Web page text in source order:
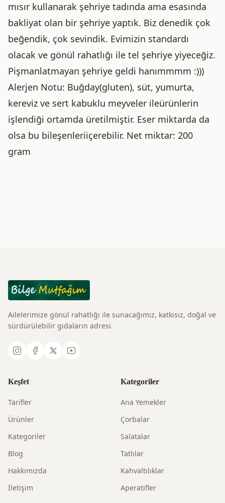
mısır kullanarak şehriye tadında ama esasında
bakliyat olan bir şehriye yaptık. Biz denedik çok
beğendik, çok sevindik. Evimizin standardı
olacak ve gönül rahatlığı ile tel şehriye yiyeceğiz.
Pişmanlatmayan şehriye geldi hanımmmm :)))
Alerjen Notu: Buğday(gluten), süt, yumurta,
kereviz ve sert kabuklu meyveler ileürünlerin
işlendiği ortamda üretilmiştir. Eser miktarda da
olsa bu bileşenleriiçerebilir. Net miktar: 200
gram
Ailelerimize gönül rahatlığı ile sunacağımız, katkısız, doğal ve
sürdürülebilir gıdaların adresi.
Keşfet
Tarifler
Ürünler
Kategoriler
Blog
Hakkımızda
İletişim
Kategoriler
Ana Yemekler
Çorbalar
Salatalar
Tatlılar
Kahvaltılıklar
Aperatifler